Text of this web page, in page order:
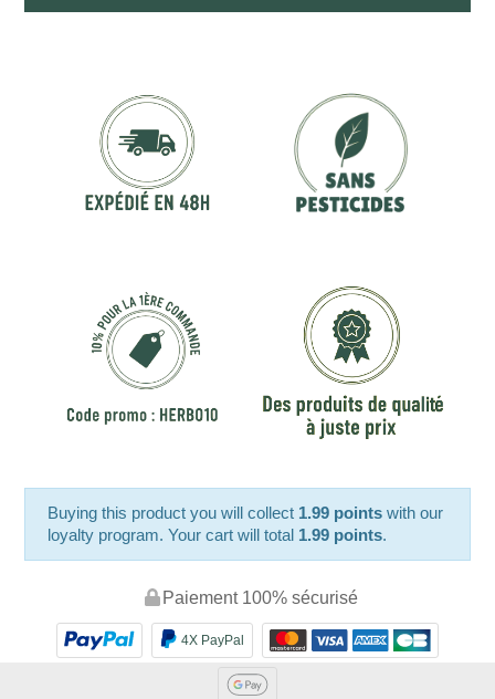
Buying this product you will collect 1.99 points with our
loyalty program. Your cart will total 1.99 points.
Paiement 100% sécurisé
4X PayPal